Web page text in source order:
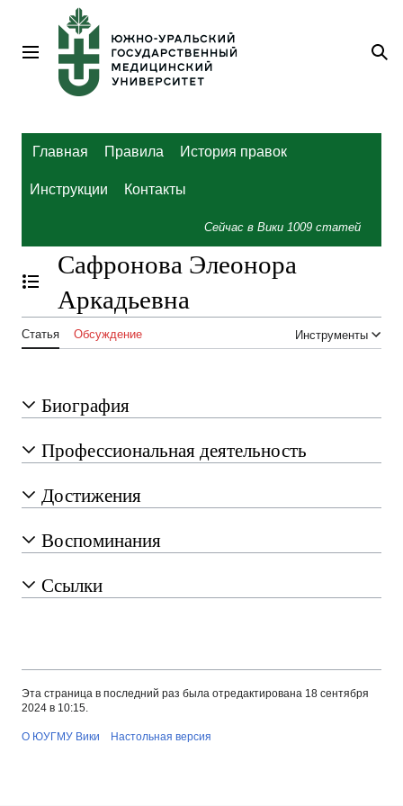
содержанию
Главное меню
Главная Правила История правок
Инструкции Контакты
Сейчас в Вики 1009 статей
Отобразить/Скрыть содержание
Сафронова Элеонора
Аркадьевна
Статья Обсуждение Инструменты
Биография
Профессиональная деятельность
Достижения
Воспоминания
Ссылки
Эта страница в последний раз была отредактирована 18 сентября
2024 в 10:15.
О ЮУГМУ Вики Настольная версия